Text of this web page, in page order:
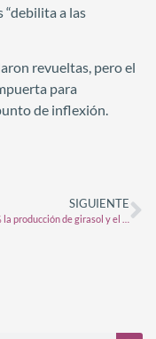
“debilita a las
revueltas, pero el
para
de inflexión.
SIGUIENTE